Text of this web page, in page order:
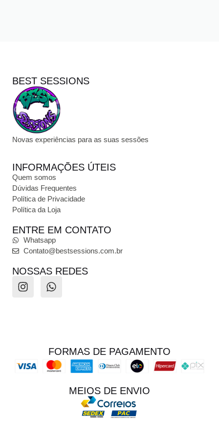
BEST SESSIONS
Novas experiências para as suas sessões
INFORMAÇÕES ÚTEIS
Quem somos
Dúvidas Frequentes
Política de Privacidade
Política da Loja
ENTRE EM CONTATO
Whatsapp
Contato@bestsessions.com.br
NOSSAS REDES
FORMAS DE PAGAMENTO
MEIOS DE ENVIO